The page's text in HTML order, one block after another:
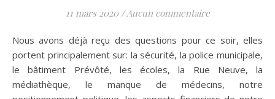
11 mars 2020 /Aucun commentaire
Nous avons déjà reçu des questions pour ce soir, elles
portent principalement sur: la sécurité, la police municipale,
le bâtiment Prévôté, les écoles, la Rue Neuve, la
médiathèque, le manque de médecins, notre